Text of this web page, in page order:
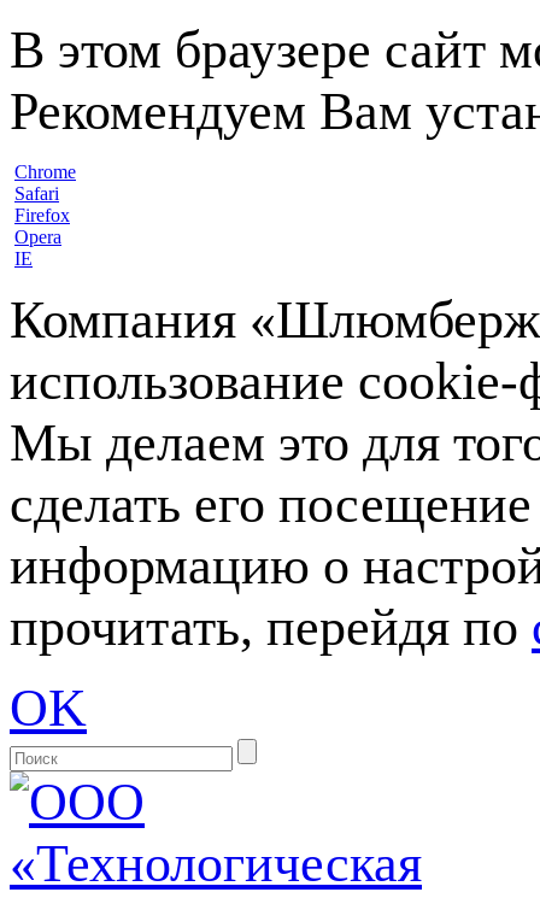
В этом браузере сайт
Рекомендуем Вам
Chrome
Safari
Firefox
Opera
IE
Компания
использование
Мы делаем это для
сделать его
информацию о
прочитать, перейдя по
OK